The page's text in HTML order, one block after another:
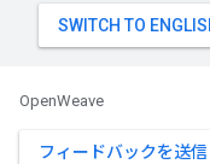
OpenWeave
フィードバックを送信